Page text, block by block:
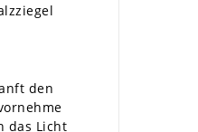
den
das Licht